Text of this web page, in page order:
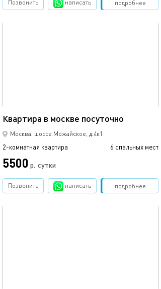
подробнее
Позвонить написать Забронировать
Квартира в москве посуточно
Москва, шоссе Можайское, д.4к1
2-комнатная квартира 6 спальных мест
5500 р. сутки
подробнее
Позвонить написать Забронировать